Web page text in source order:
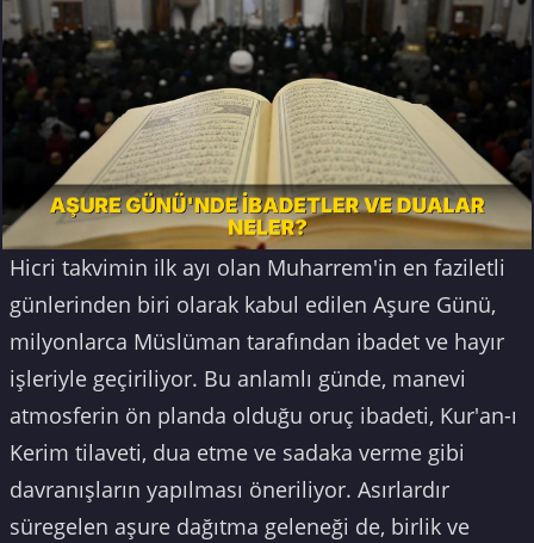
Hicri takvimin ilk ayı olan Muharrem'in en faziletli
günlerinden biri olarak kabul edilen Aşure Günü,
milyonlarca Müslüman tarafından ibadet ve hayır
işleriyle geçiriliyor. Bu anlamlı günde, manevi
atmosferin ön planda olduğu oruç ibadeti, Kur'an-ı
Kerim tilaveti, dua etme ve sadaka verme gibi
davranışların yapılması öneriliyor. Asırlardır
süregelen aşure dağıtma geleneği de, birlik ve